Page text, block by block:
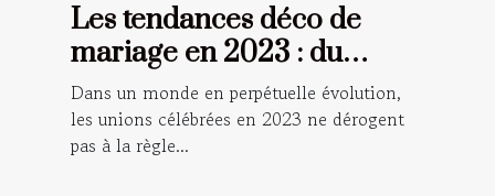
Les tendances déco de
mariage en 2023 : du
champêtre au numérique
Dans un monde en perpétuelle évolution,
les unions célébrées en 2023 ne dérogent
pas à la règle...